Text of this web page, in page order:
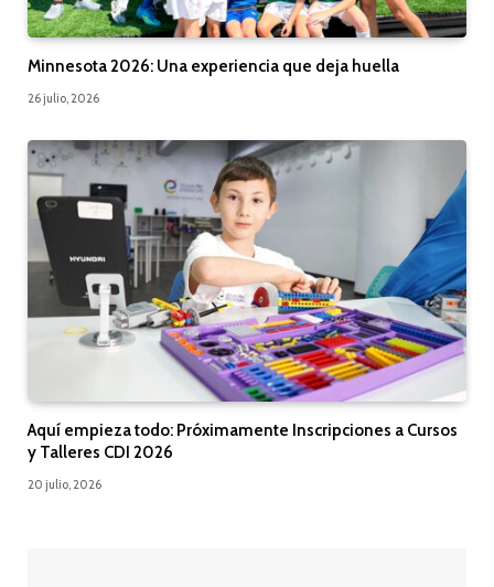
Minnesota 2026: Una experiencia que deja huella
26 julio, 2026
Aquí empieza todo: Próximamente Inscripciones a Cursos
y Talleres CDI 2026
20 julio, 2026